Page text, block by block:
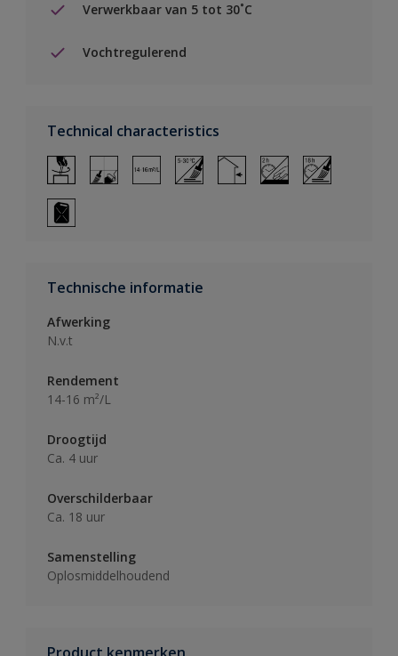
Verwerkbaar van 5 tot 30˚C
Vochtregulerend
Technical characteristics
Technische informatie
Afwerking
N.v.t
Rendement
14-16 m²/L
Droogtijd
Ca. 4 uur
Overschilderbaar
Ca. 18 uur
Samenstelling
Oplosmiddelhoudend